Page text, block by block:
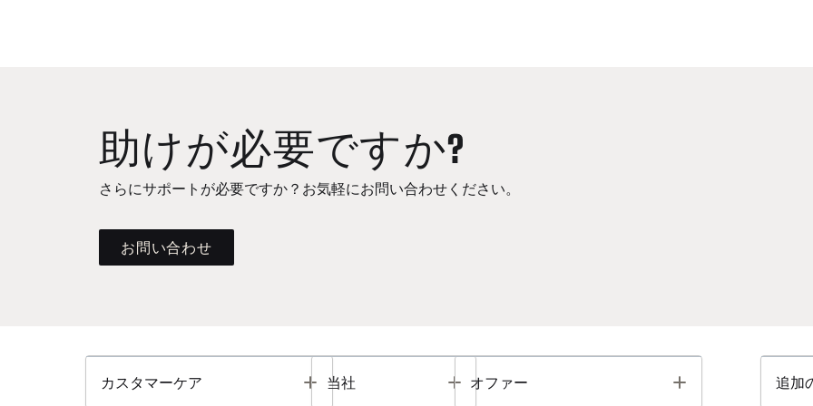
助けが必要ですか?
さらにサポートが必要ですか？お気軽にお問い合わせください。
お問い合わせ
カスタマーケア Toggle
当社 Toggle
オファー Toggle 追加